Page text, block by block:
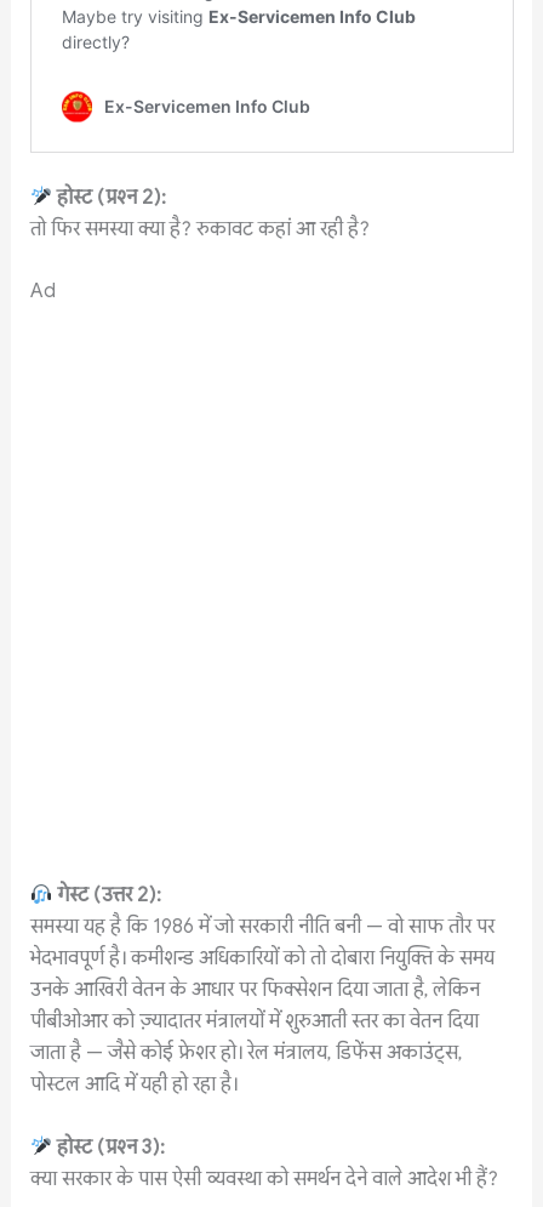
होस्ट(प्रश्न2):
तो फिर समस्या क्या है? रुकावट कहां आ रही है?
Ad
गेस्ट(उत्तर2):
समस्या यह है कि 1986 में जो सरकारी नीति बनी — वो साफ तौर पर
भेदभावपूर्ण है। कमीशन्ड अधिकारियों को तो दोबारा नियुक्ति के समय
उनके आखिरी वेतन के आधार पर फिक्सेशन दिया जाता है, लेकिन
पीबीओआर को ज़्यादातर मंत्रालयों में शुरुआती स्तर का वेतन दिया
जाता है — जैसे कोई फ्रेशर हो। रेल मंत्रालय, डिफेंस अकाउंट्स,
पोस्टल आदि में यही हो रहा है।
होस्ट(प्रश्न3):
क्या सरकार के पास ऐसी व्यवस्था को समर्थन देने वाले आदेश भी हैं?